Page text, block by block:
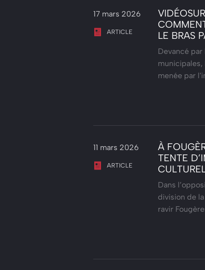
17 mars 2026
ARTICLE
LE BRAS
Devancé
municipales,
menée par
11 mars 2026
ARTICLE
À
TENTE
Dans
division de
ravir